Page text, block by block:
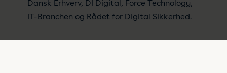
Dansk Erhverv, DI Digital, Force Technology,
IT-Branchen og Rådet for Digital Sikkerhed.